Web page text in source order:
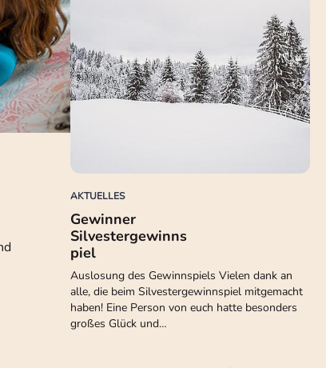
AKTUELLES
Gewinner
Silvestergewinns
piel
Auslosung des Gewinnspiels Vielen dank an
alle, die beim Silvestergewinnspiel mitgemacht
haben! Eine Person von euch hatte besonders
großes Glück und…